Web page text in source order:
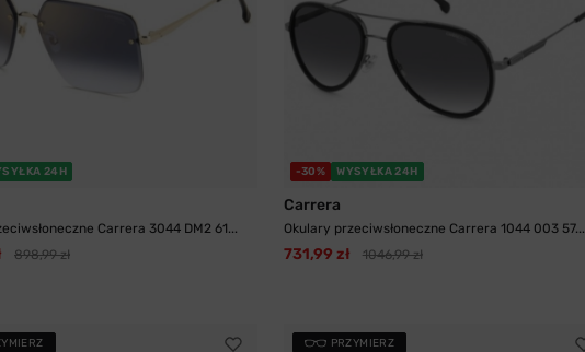
24H
Carrera 3044 DM2 61...
898,99 zł
-30% WYSYŁKA 24H
Carrera
Okulary przeciwsłoneczne Carrera 1044 003 57...
731,99 zł 1046,99 zł
PRZYMIERZ